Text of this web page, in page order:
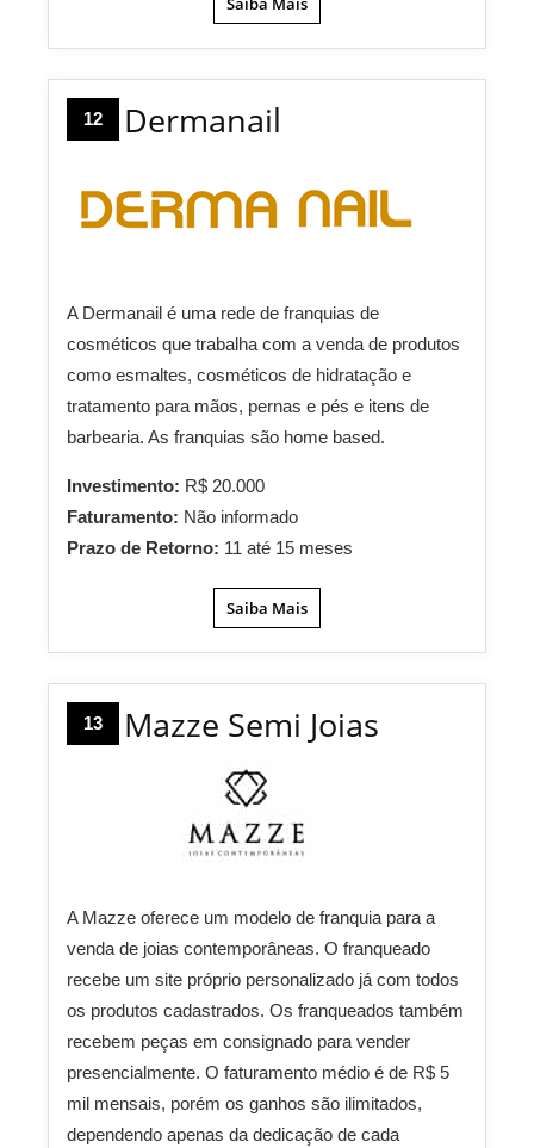
12 Dermanail
A Dermanail é uma rede de franquias de
cosméticos que trabalha com a venda de produtos
como esmaltes, cosméticos de hidratação e
tratamento para mãos, pernas e pés e itens de
barbearia. As franquias são home based.
Investimento: R$ 20.000
Faturamento: Não informado
Prazo de Retorno: 11 até 15 meses
Saiba Mais
13 Mazze Semi Joias
A Mazze oferece um modelo de franquia para a
venda de joias contemporâneas. O franqueado
recebe um site próprio personalizado já com todos
os produtos cadastrados. Os franqueados também
recebem peças em consignado para vender
presencialmente. O faturamento médio é de R$ 5
mil mensais, porém os ganhos são ilimitados,
dependendo apenas da dedicação de cada